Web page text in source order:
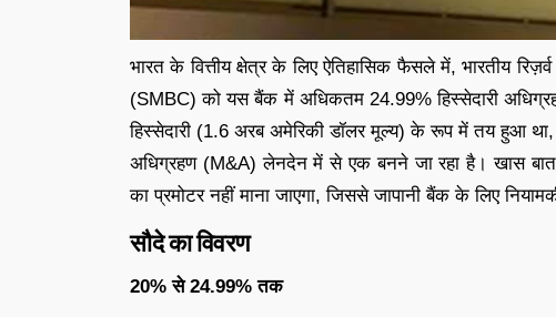
भारत के वित्तीय क्षेत्र के लिए ऐतिहासिक फैसले में, भारतीय
(SMBC) को यस बैंक में अधिकतम 24.99% हिस्सेदारी
हिस्सेदारी (1.6 अरब अमेरिकी डॉलर मूल्य) के रूप में तय हुआ
अधिग्रहण (M&A) लेनदेन में से एक बनने जा रहा है। खास
का प्रमोटर नहीं माना जाएगा, जिससे जापानी बैंक के लिए
सौदे का विवरण
20% से 24.99% तक